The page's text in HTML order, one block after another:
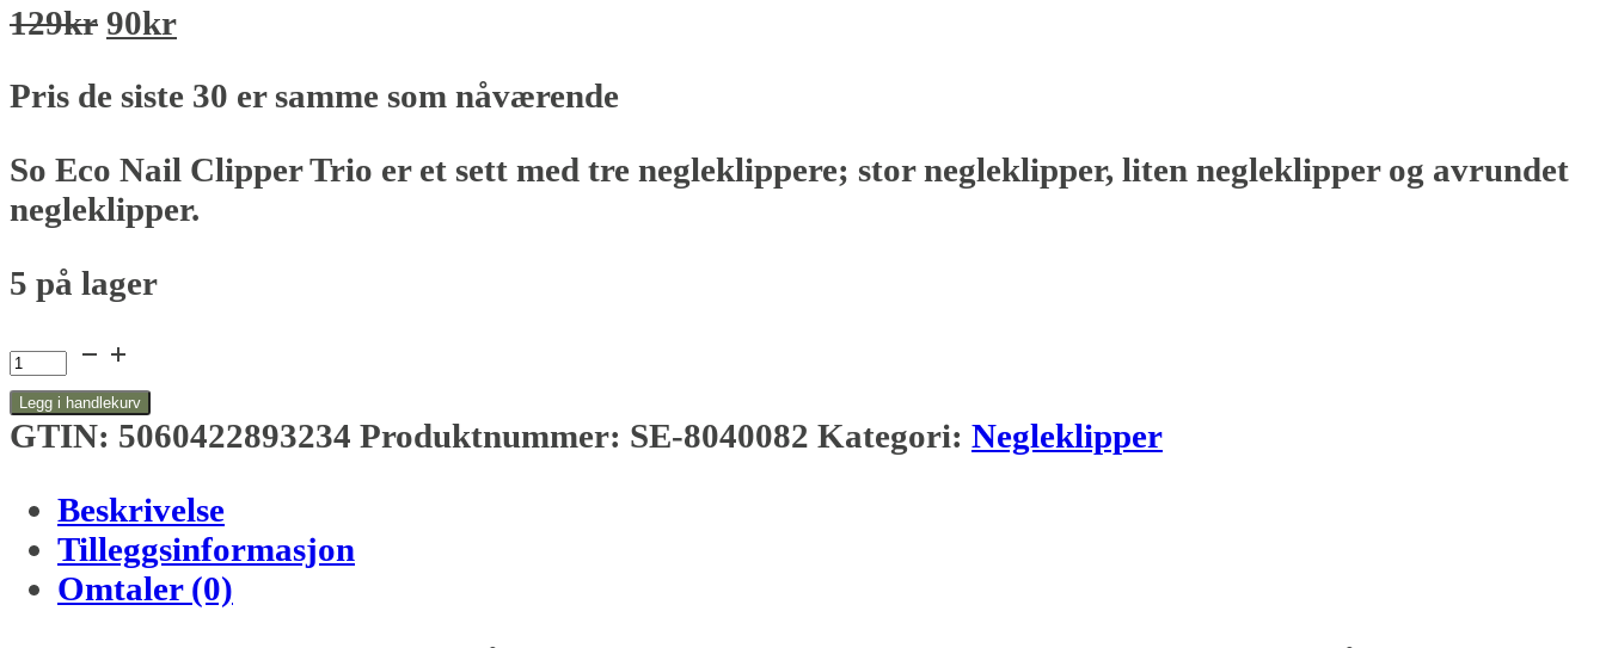
129kr Opprinnelig
var:
90krNåværende
er:
Pris de siste 30 er samme som nåværende
So Eco Nail Clipper Trio er et sett med tre negleklippere; stor negleklipper, liten negleklipper og avrundet
negleklipper.
5 på lager
So
Eco
Nail
Trio
negleklippersett
antall
Legg i handlekurv
GTIN: 5060422893234 Produktnummer: SE-8040082 Kategori: Negleklipper
Beskrivelse
Tilleggsinformasjon
Omtaler (0)